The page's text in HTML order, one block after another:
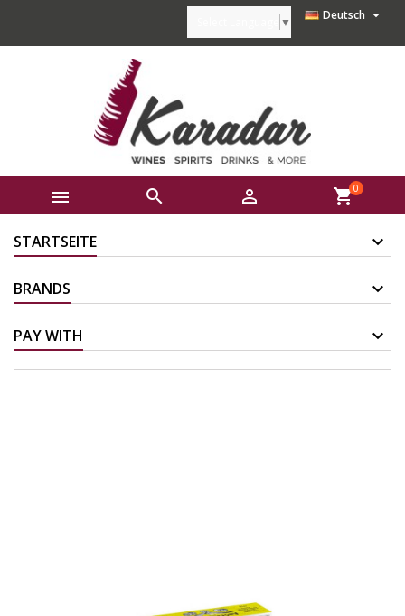
Deutsch 
▼
   shopping_cart0
STARTSEITE
BRANDS
PAY WITH